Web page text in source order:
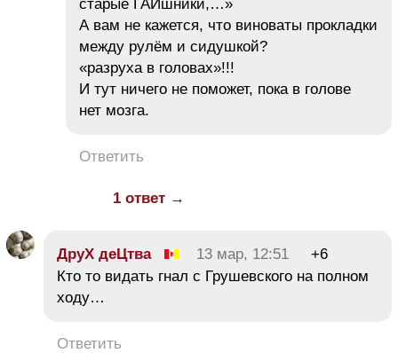
старые ГАИшники,…»
А вам не кажется, что виноваты прокладки
между рулём и сидушкой?
«разруха в головах»!!!
И тут ничего не поможет, пока в голове
нет мозга.
Ответить
1 ответ →
ДруХ деЦтва 13 мар, 12:51
+6
Кто то видать гнал с Грушевского на полном
ходу…
Ответить